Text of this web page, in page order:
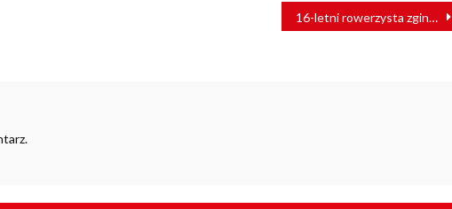
16-letni rowerzysta zginął pod kołami pociągu